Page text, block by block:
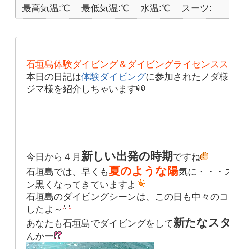
最高気温:℃
最低気温:℃ 水温:℃ スーツ:
石垣島体験ダイビング＆ダイビングライセンス
本日の日記は体験ダイビングに参加されたノダ
ジマ様を紹介しちゃいます
今日から４月 新しい出発の時期 ですね
石垣島では、早くも 夏のような陽気に・・・
ン黒くなってきていますよ
石垣島のダイビングシーンは、この日も中々の
したよ～
あなたも石垣島でダイビングをして新たなス
んかー